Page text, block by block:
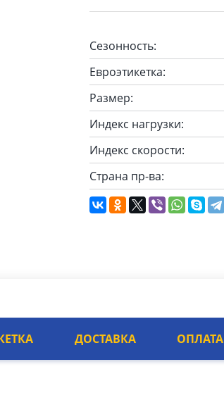
Сезонность:
Евроэтикетка:
Размер:
Индекс нагрузки:
Индекс скорости:
Страна пр-ва:
ДОСТАВКА ОПЛАТА